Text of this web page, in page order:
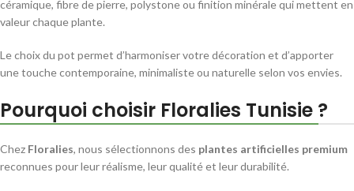
céramique, fibre de pierre, polystone ou finition minérale qui mettent en
valeur chaque plante.
Le choix du pot permet d’harmoniser votre décoration et d’apporter
une touche contemporaine, minimaliste ou naturelle selon vos envies.
Pourquoi choisir Floralies Tunisie ?
Chez Floralies, nous sélectionnons des plantes artificielles premium
reconnues pour leur réalisme, leur qualité et leur durabilité.